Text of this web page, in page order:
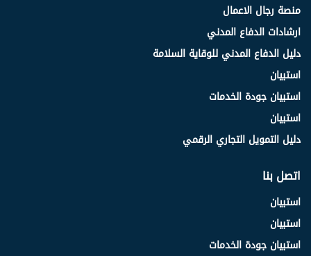
منصة رجال الاعمال
ارشادات الدفاع المدني
دليل الدفاع المدني للوقاية السلامة
استبيان
استبيان جودة الخدمات
استبيان
دليل التمويل التجاري الرقمي
اتصل بنا
استبيان
استبيان
استبيان جودة الخدمات